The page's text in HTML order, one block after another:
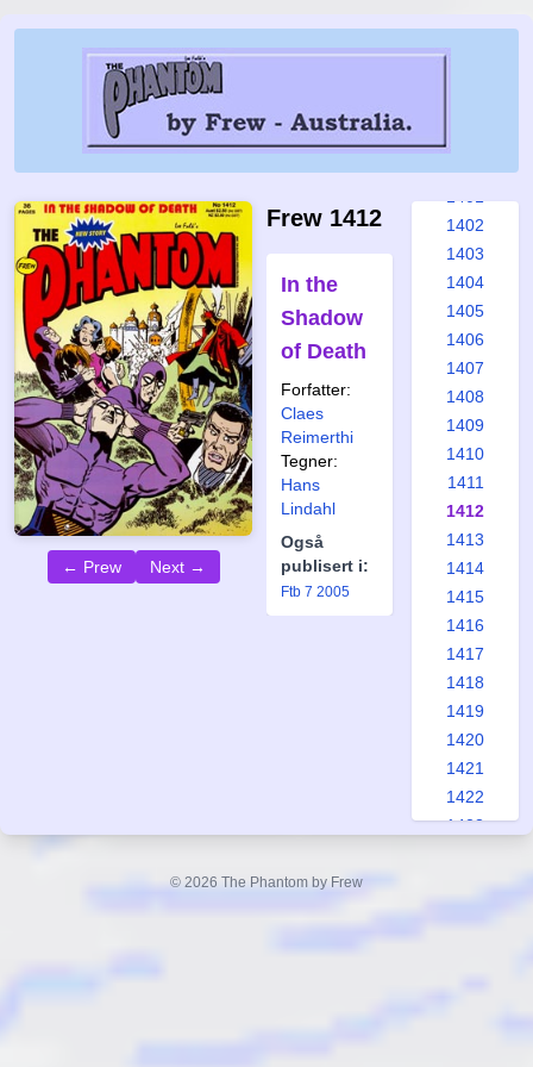
← Prew Next →
Frew 1412
In the
Shadow
of Death
Forfatter:
Claes
Reimerthi
Tegner:
Hans
Lindahl
Også
publisert i:
Ftb 7 2005
1395
1396
1402
1403
1404
1405
1406
1407
1408
1409
1410
1411
1412
1413
1414
1415
1416
1417
1418
1419
1420
1421
1422
1423
© 2026 The Phantom by Frew